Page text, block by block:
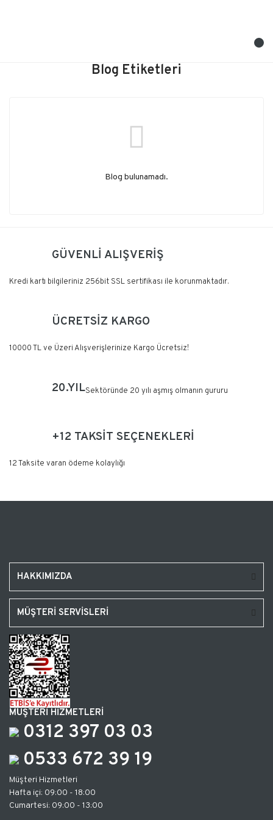
Blog Etiketleri
Blog bulunamadı.
GÜVENLİ ALIŞVERİŞ
Kredi kartı bilgileriniz 256bit SSL sertifikası ile korunmaktadır.
ÜCRETSİZ KARGO
10000 TL ve Üzeri Alışverişlerinize Kargo Ücretsiz!
20.YILSektöründe 20 yılı aşmış olmanın gururu
+12 TAKSİT SEÇENEKLERİ
12 Taksite varan ödeme kolaylığı
HAKKIMIZDA
MÜŞTERİ SERVİSLERİ
MÜŞTERİ HİZMETLERİ
0312 397 03 03
0533 672 39 19
Müşteri Hizmetleri
Hafta içi: 09:00 - 18:00
Cumartesi: 09:00 - 13:00